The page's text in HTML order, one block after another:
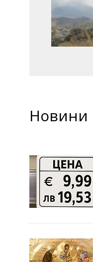
Новини